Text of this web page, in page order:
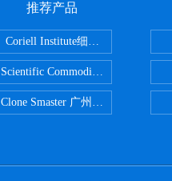
推荐产品
Scientific CommoditiesPE管 广州
Clone Smaster 广州鸿程代理